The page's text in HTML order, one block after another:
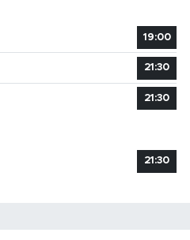
19:00
21:30
21:30
21:30